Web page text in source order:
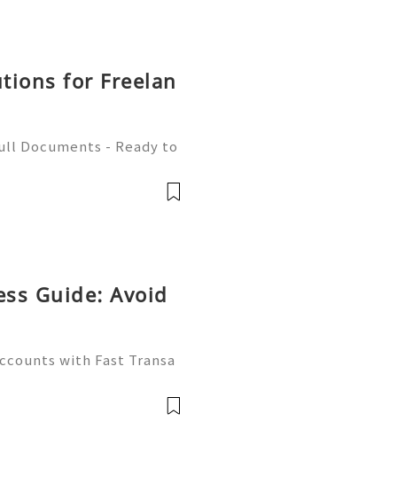
for Freelan
Documents - Ready to
Guide: Avoid
with Fast Transa
differentiator. Wheth